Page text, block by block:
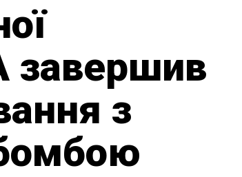
завершив
з